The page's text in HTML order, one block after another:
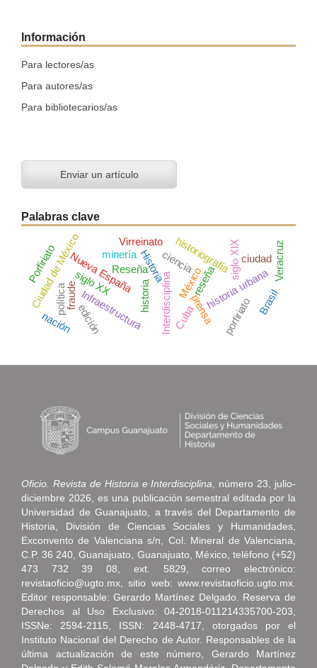
Información
Para lectores/as
Para autores/as
Para bibliotecarios/as
Enviar un artículo
Palabras clave
México
Historiahistoriografíasiglo XIX
Nueva España historia urbana
historia reseña
Ciudad de México Reseña
Interdisciplina
ciencia
siglo XX
prensa
fraude
ciudad
Infraestructura
minería
porfiriato
política Brasil
edición
Porfiriato
Cuba
nación
Veracruz
Virreinato
Oficio. Revista de Historia e Interdisciplina, número 23, julio-
diciembre 2026, es una publicación semestral editada por la
Universidad de Guanajuato, a través del Departamento de
Historia, División de Ciencias Sociales y Humanidades,
Exconvento de Valenciana s/n, Col. Mineral de Valenciana,
C.P. 36 240, Guanajuato, Guanajuato, México, teléfono (+52)
473 732 39 08, ext. 5829, correo electrónico:
revistaoficio@ugto.mx, sitio web: www.revistaoficio.ugto.mx.
Editor responsable: Gerardo Martínez Delgado. Reserva de
Derechos al Uso Exclusivo: 04-2018-011214335700-203,
ISSNe: 2594-2115, ISSN: 2448-4717, otorgados por el
Instituto Nacional del Derecho de Autor. Responsables de la
última actualización de este número, Gerardo Martínez